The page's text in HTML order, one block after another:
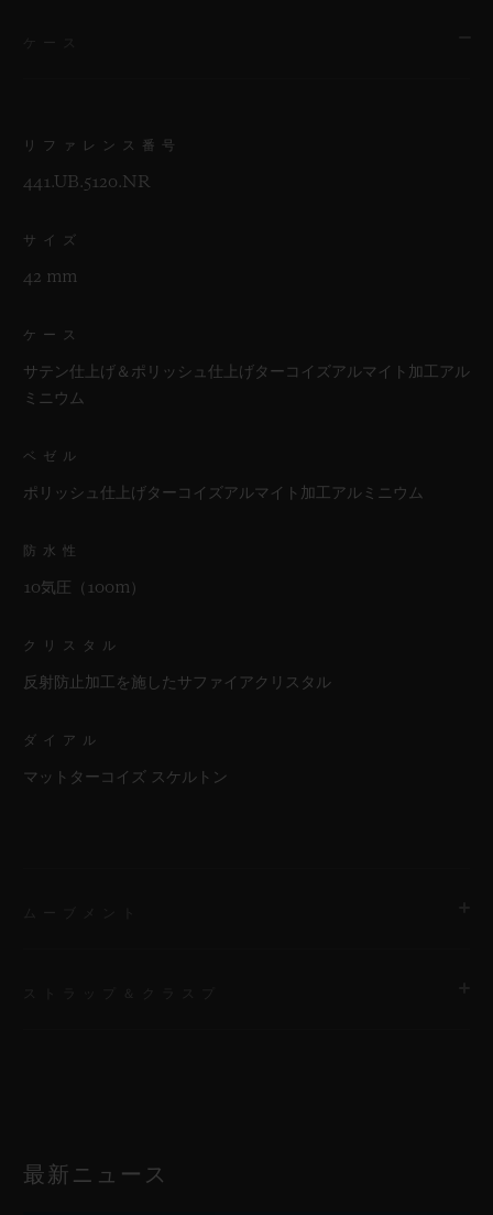
リファレンス番号
441.UB.5120.NR
サイズ
42 mm
ケース
サテン仕上げ＆ポリッシュ仕上げターコイズアルマイト加工アル
ミニウム
ベゼル
ポリッシュ仕上げターコイズアルマイト加工アルミニウム
防水性
10気圧（100m）
クリスタル
反射防止加工を施したサファイアクリスタル
ダイアル
マットターコイズ スケルトン
72時間
入り
最新ニュース